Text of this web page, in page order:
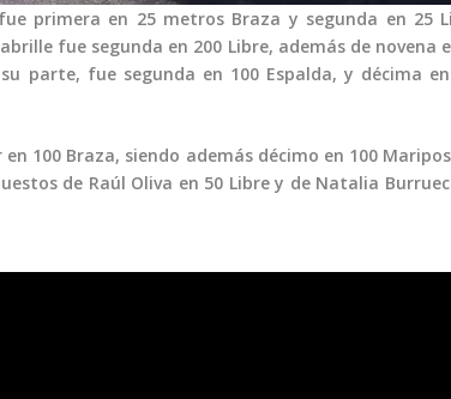
primera en 25 metros Braza y segunda en 25
fue segunda en 200 Libre, además de novena
parte, fue segunda en 100 Espalda, y décima
100 Braza, siendo además décimo en 100
de Raúl Oliva en 50 Libre y de Natalia